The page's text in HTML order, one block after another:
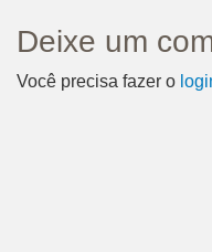
Deixe um
Você precisa fazer o